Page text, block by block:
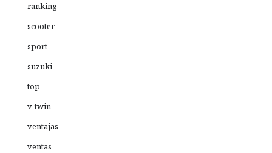
ranking
scooter
sport
suzuki
top
v-twin
ventajas
ventas